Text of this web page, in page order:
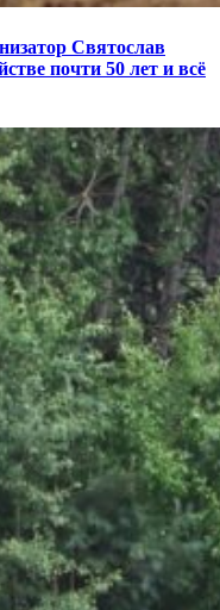
Святослав
почти 50 лет и всё